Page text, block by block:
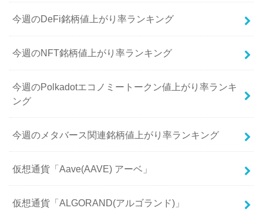
今週のDeFi銘柄値上がり率ランキング
今週のNFT銘柄値上がり率ランキング
今週のPolkadotエコノミートークン値上がり率ランキ
ング
今週のメタバース関連銘柄値上がり率ランキング
仮想通貨「Aave(AAVE) アーベ」
仮想通貨「ALGORAND(アルゴランド)」